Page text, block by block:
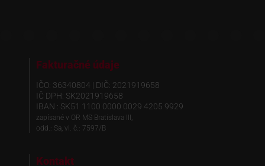
Fakturačné údaje
IČO: 36340804 | DIČ: 2021919658
IČ DPH: SK2021919658
IBAN : SK51 1100 0000 0029 4205 9929
zapísané v OR MS Bratislava III,
odd.: Sa, vl. č.: 7597/B
Kontakt